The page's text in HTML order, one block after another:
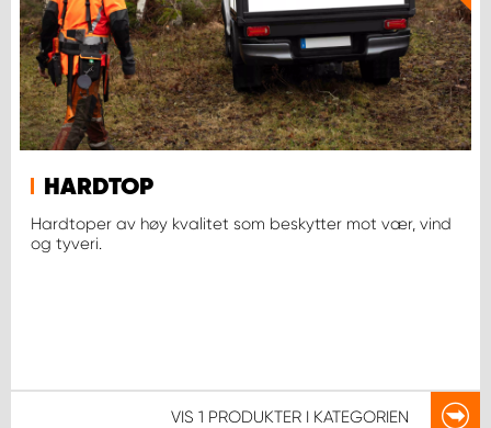
HARDTOP
Hardtoper av høy kvalitet som beskytter mot vær, vind
og tyveri.
VIS 1 PRODUKTER I KATEGORIEN